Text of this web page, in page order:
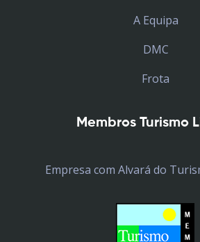
A Equipa
DMC
Frota
Membros Turismo
Empresa com Alvará do